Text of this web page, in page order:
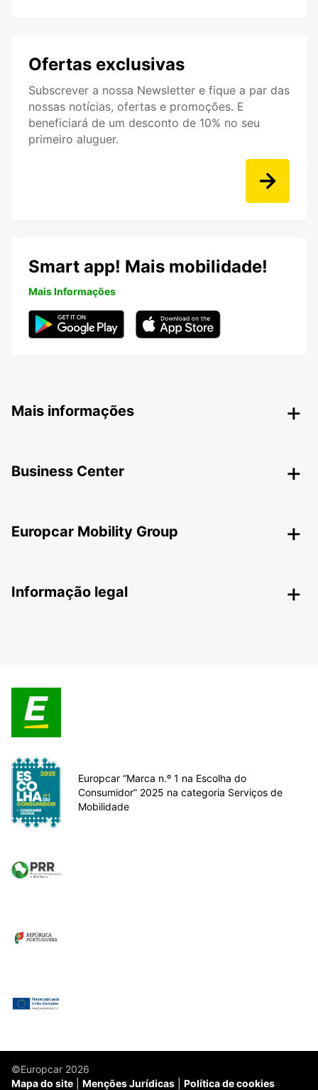
Ofertas exclusivas
Subscrever a nossa Newsletter e fique a par das
nossas notícias, ofertas e promoções. E
beneficiará de um desconto de 10% no seu
primeiro aluguer.
Smart app! Mais mobilidade!
Mais Informações
Mais informações
Business Center
Europcar Mobility Group
Informação legal
Europcar “Marca n.º 1 na Escolha do
Consumidor” 2025 na categoria Serviços de
Mobilidade
©Europcar 2026
Mapa do site
Menções Jurídicas Política de cookies